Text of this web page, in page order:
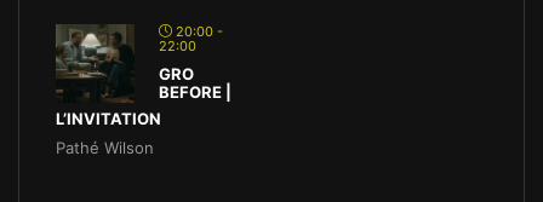
20:00 -
22:00
GRO
BEFORE |
L’INVITATION
Pathé Wilson